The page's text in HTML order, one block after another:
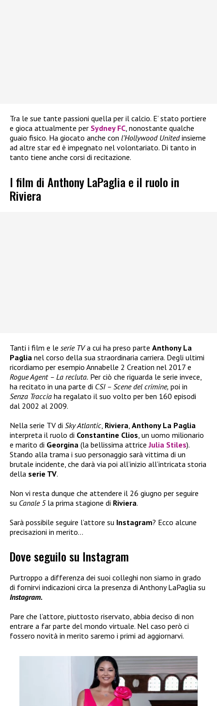
Tra le sue tante passioni quella per il calcio. E’ stato portiere
e gioca attualmente per Sydney FC, nonostante qualche
guaio fisico. Ha giocato anche con l’Hollywood Unitedinsieme
ad altre star ed è impegnato nel volontariato. Di tanto in
tanto tiene anche corsi di recitazione.
I film di Anthony LaPaglia e il ruolo in
Riviera
Tanti i film e le serie TVa cui ha preso parte Anthony La
Paglia nel corso della sua straordinaria carriera. Degli ultimi
ricordiamo per esempio Annabelle 2 Creation nel 2017 e
Rogue Agent – La recluta. Per ciò che riguarda le serie invece,
ha recitato in una parte di CSI – Scene del crimine, poi in
Senza Traccia ha regalato il suo volto per ben 160 episodi
dal 2002 al 2009.
Nella serie TV di Sky Atlantic Riviera Anthony La Paglia
interpreta il ruolo di Constantine Clios , un uomo milionario
e marito di Georgina (la bellissima attriceJulia Stiles).
Stando alla trama i suo personaggio sarà vittima di un
brutale incidente, che darà via poi all’inizio all’intricata storia
della serie TV.
Non vi resta dunque che attendere il 26 giugno per seguire
su Canale 5 la prima stagione di Riviera.
Sarà possibile seguire l’attore su Instagram? Ecco alcune
precisazioni in merito…
Dove seguilo su Instagram
Purtroppo a differenza dei suoi colleghi non siamo in grado
di fornirvi indicazioni circa la presenza di Anthony LaPaglia su
Instagram.
Pare che l’attore, piuttosto riservato, abbia deciso di non
entrare a far parte del mondo virtuale. Nel caso però ci
fossero novità in merito saremo i primi ad aggiornarvi.